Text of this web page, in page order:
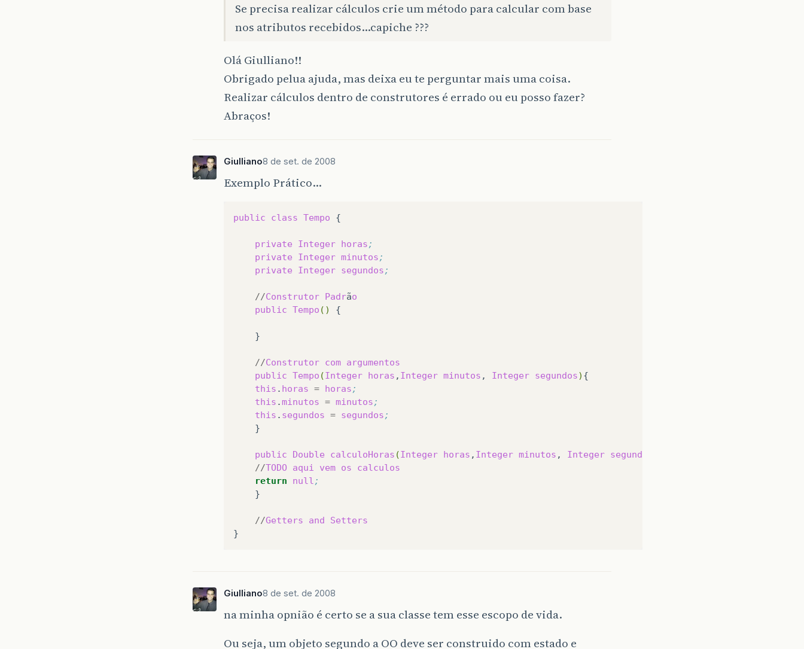
Se precisa realizar cálculos crie um método para calcular com base
nos atributos recebidos…capiche ???
Olá Giulliano!!
Obrigado pelua ajuda, mas deixa eu te perguntar mais uma coisa.
Realizar cálculos dentro de construtores é errado ou eu posso fazer?
Abraços!
Giulliano8 de set. de 2008
Exemplo Prático…
public class Tempo {
private Integer horas;
private
Integer minutos;
private
Integer segundos;
//Construtor Padrão
public Tempo ()
}
//Construtor com argumentos
public Tempo (Integer horas , Integer minutos , Integer segundos)
this . horas = horas;
this .minutos = minutos;
this . segundos = segundos;
public Double calculoHoras (Integer horas , Integer minutos , Integer segundos
//TODO aqui vem os
calculos
return
null ;
//Getters and
Setters
Giulliano8 de set. de 2008
na minha opnião é certo se a sua classe tem esse escopo de vida.
Ou seja, um objeto segundo a OO deve ser construido com estado e